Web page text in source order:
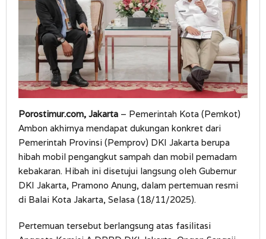
Porostimur.com, Jakarta – Pemerintah Kota (Pemkot)
Ambon akhirnya mendapat dukungan konkret dari
Pemerintah Provinsi (Pemprov) DKI Jakarta berupa
hibah mobil pengangkut sampah dan mobil pemadam
kebakaran. Hibah ini disetujui langsung oleh Gubernur
DKI Jakarta, Pramono Anung, dalam pertemuan resmi
di Balai Kota Jakarta, Selasa (18/11/2025).
Pertemuan tersebut berlangsung atas fasilitasi